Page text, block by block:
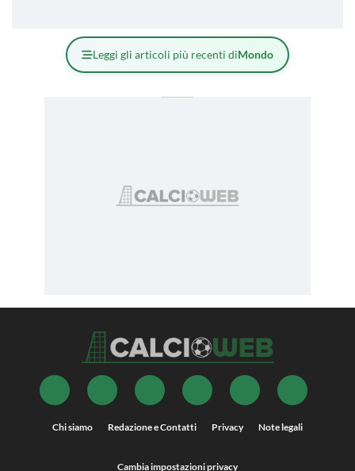
Leggi gli articoli più recenti diMondo
Chi siamo Redazione e Contatti Privacy Note legali
Cambia impostazioni privacy